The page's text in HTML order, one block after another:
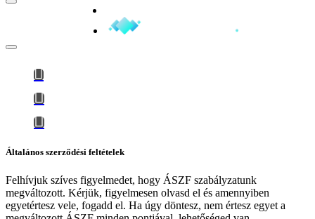
Általános szerződési feltételek
Felhívjuk szíves figyelmedet, hogy ÁSZF szabályzatunk
megváltozott. Kérjük, figyelmesen olvasd el és amennyiben
egyetértesz vele, fogadd el. Ha úgy döntesz, nem értesz egyet a